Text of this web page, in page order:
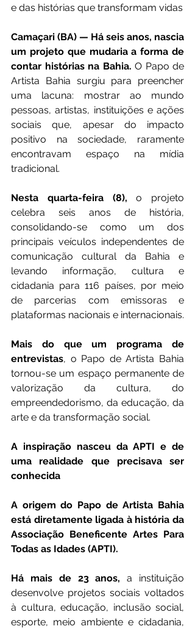
e das histórias que transformam vidas
Camaçari (BA) — Há seis anos, nascia
um projeto que mudaria a forma de
contar histórias na Bahia. O Papo de
Artista Bahia surgiu para preencher
uma lacuna: mostrar ao mundo
pessoas, artistas, instituições e ações
sociais que, apesar do impacto
positivo na sociedade, raramente
encontravam espaço na mídia
tradicional.
Nesta quarta-feira (8), o projeto
celebra seis anos de história,
consolidando-se como um dos
principais veículos independentes de
comunicação cultural da Bahia e
levando informação, cultura e
cidadania para 116 países, por meio
de parcerias com emissoras e
plataformas nacionais e internacionais.
Mais do que um programa de
entrevistas, o Papo de Artista Bahia
tornou-se um espaço permanente de
valorização da cultura, do
empreendedorismo, da educação, da
arte e da transformação social.
A inspiração nasceu da APTI e de
uma realidade que precisava ser
conhecida
A origem do Papo de Artista Bahia
está diretamente ligada à história da
Associação Beneficente Artes Para
Todas as Idades (APTI).
Há mais de 23 anos, a instituição
desenvolve projetos sociais voltados
à cultura, educação, inclusão social,
esporte, meio ambiente e cidadania,